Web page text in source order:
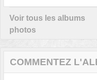
Voir tous les albums
photos
COMMENTEZ